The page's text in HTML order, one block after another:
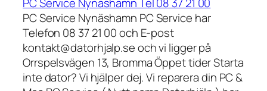
PC Service Nynäshamn Tel 08 37 21 00
PC Service Nynäshamn PC Service har
Telefon 08 37 21 00 och E-post
kontakt@datorhjalp.se och vi ligger på
Orrspelsvägen 13, Bromma Öppet tider Starta
inte dator? Vi hjälper dej. Vi reparera din PC &